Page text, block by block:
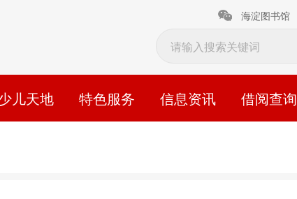
海淀图书馆
儿天地 特色服务 信息资讯 借阅查询